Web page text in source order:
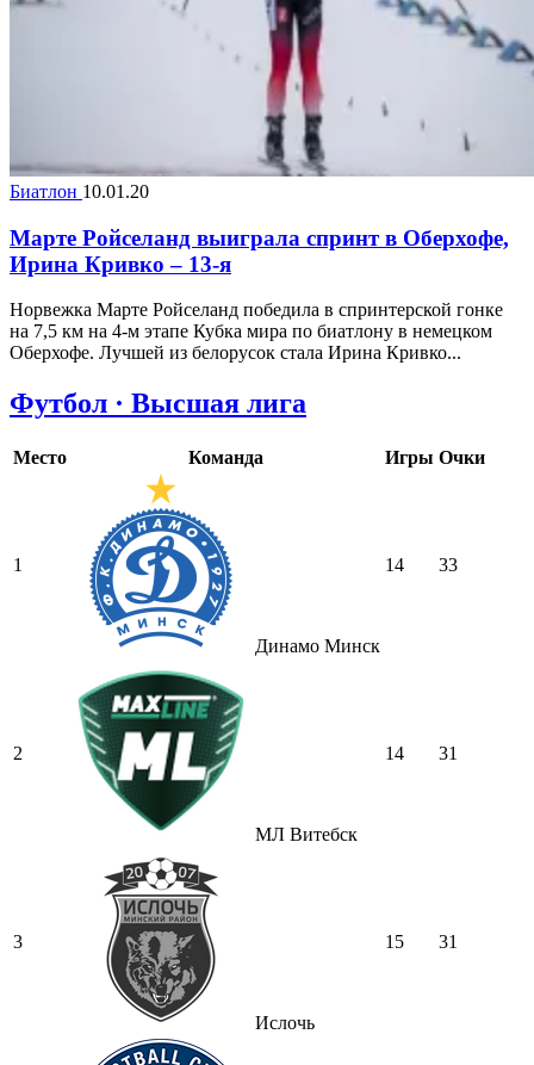
Биатлон 10.01.20
Марте Ройселанд выиграла спринт в Оберхофе,
Ирина Кривко – 13-я
Норвежка Марте Ройселанд победила в спринтерской гонке
на 7,5 км на 4-м этапе Кубка мира по биатлону в немецком
Оберхофе. Лучшей из белорусок стала Ирина Кривко...
Футбол · Высшая лига
Место Команда Игры Очки
1
Динамо Минск
14 33
2
МЛ Витебск
14 31
3
Ислочь
15 31